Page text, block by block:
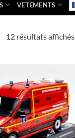
VETEMENTS
12 résultats affichés